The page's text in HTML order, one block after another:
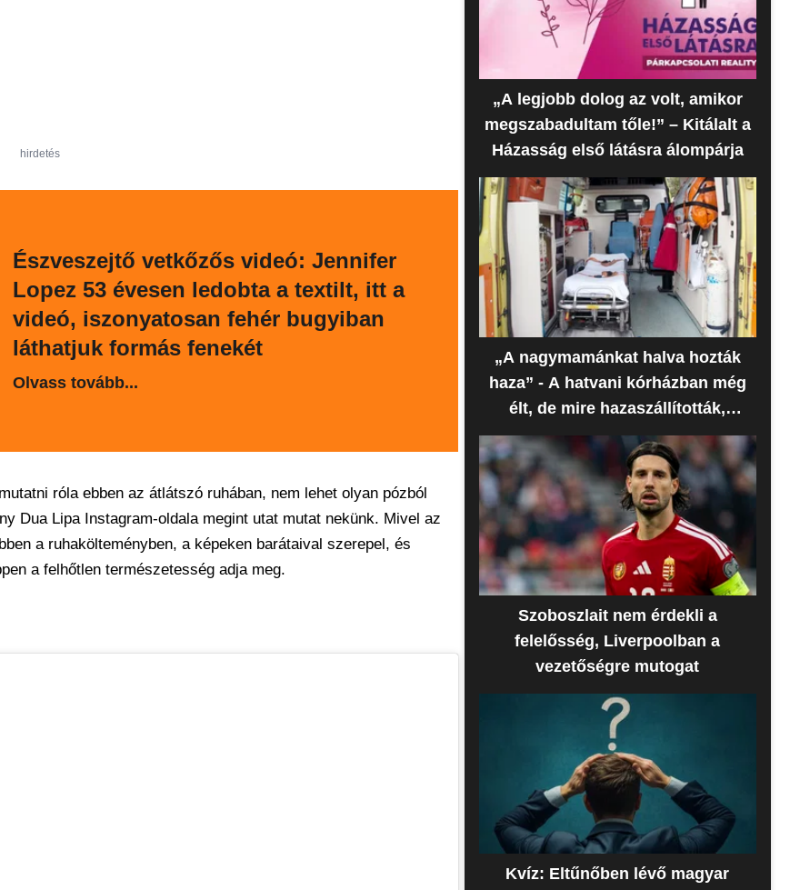
hirdetés
Észveszejtő vetkőzős videó: Jennifer
Lopez 53 évesen ledobta a textilt, itt a
videó, iszonyatosan fehér bugyiban
láthatjuk formás fenekét
Olvass tovább...
róla ebben az átlátszó ruhában, nem lehet olyan pózból
Dua Lipa Instagram-oldala megint utat mutat nekünk. Mivel az
a ruhakölteményben, a képeken barátaival szerepel, és
a felhőtlen természetesség adja meg.
„A legjobb dolog az volt, amikor
megszabadultam tőle!” – Kitálalt a
Házasság első látásra álompárja
„A nagymamánkat halva hozták
haza” - A hatvani kórházban még
élt, de mire hazaszállították,
meghalt az idős nő
Szoboszlait nem érdekli a
felelősség, Liverpoolban a
vezetőségre mutogat
Kvíz: Eltűnőben lévő magyar